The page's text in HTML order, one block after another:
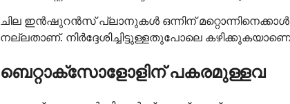
ചില ഇൻഷുറൻസ് പ്ലാനുകൾ ഒന്നിന്
നല്ലതാണ്. നിർദ്ദേശിച്ചിട്ടുള്ളതുപോലെ
ബെറ്റാക്സോളോളിന് പകരമുള്ളവ